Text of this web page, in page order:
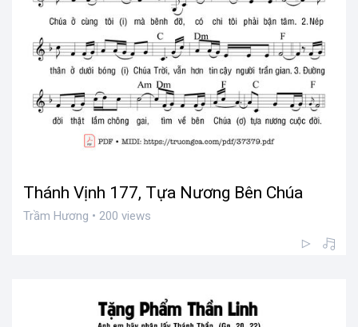
Thánh Vịnh 177, Tựa Nương Bên Chúa
Trầm Hương • 200 views